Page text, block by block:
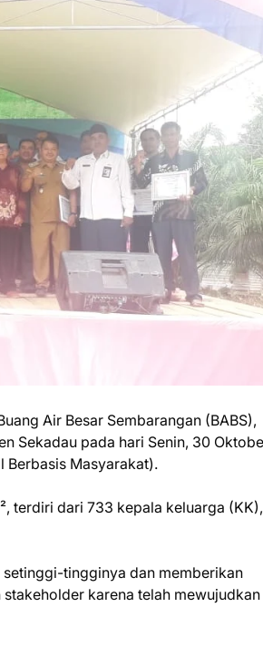
Air Besar Sembarangan (BABS),
Sekadau pada hari Senin, 30
Berbasis Masyarakat).
terdiri dari 733 kepala keluarga (KK),
setinggi-tingginya dan memberikan
karena telah mewujudkan